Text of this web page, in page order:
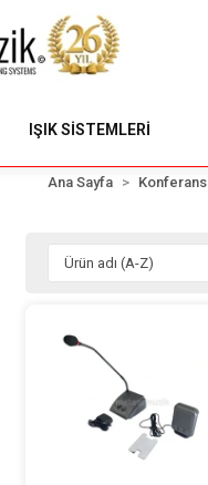
IŞIK SİSTEMLERİ
Ana Sayfa Konferans